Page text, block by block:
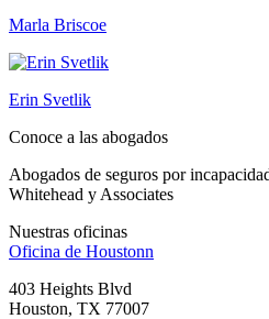
Marla Briscoe
Erin Svetlik
Conoce a las abogados
Abogados de seguros por
Whitehead y Associates
Nuestras oficinas
Oficina de Houstonn
403 Heights Blvd
Houston, TX 77007